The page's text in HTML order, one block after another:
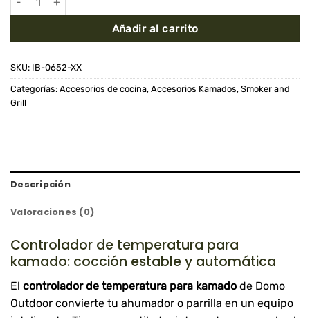
Añadir al carrito
SKU: IB-0652-XX
Categorías: Accesorios de cocina, Accesorios Kamados, Smoker and
Grill
Descripción
Valoraciones (0)
Controlador de temperatura para
kamado: cocción estable y automática
El controlador de temperatura para kamado de Domo
Outdoor convierte tu ahumador o parrilla en un equipo